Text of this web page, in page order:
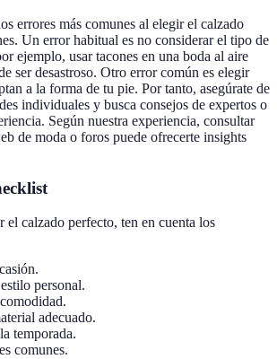
errores más comunes al elegir el calzado
Un error habitual es no considerar el tipo de
ejemplo, usar tacones en una boda al aire
ser desastroso. Otro error común es elegir
a la forma de tu pie. Por tanto, asegúrate de
individuales y busca consejos de expertos o
Según nuestra experiencia, consultar
de moda o foros puede ofrecerte insights
el calzado perfecto, ten en cuenta los
personal.
adecuado.
temporada.
comunes.